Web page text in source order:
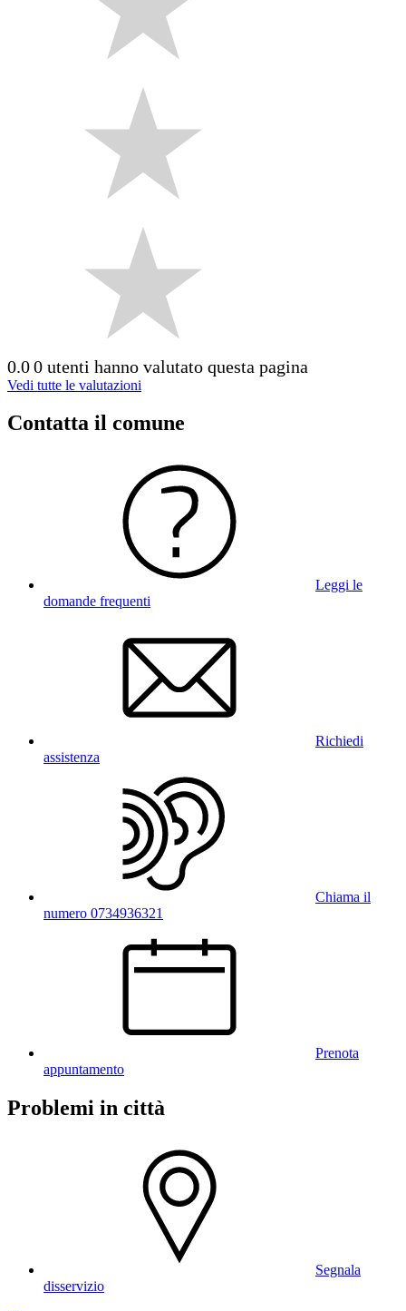
0.00 utenti hanno valutato questa pagina
Vedi tutte le valutazioni
Contatta il comune
Leggi le
domande frequenti
Richiedi
assistenza
Chiama il
numero 0734936321
Prenota
appuntamento
Problemi in città
Segnala
disservizio